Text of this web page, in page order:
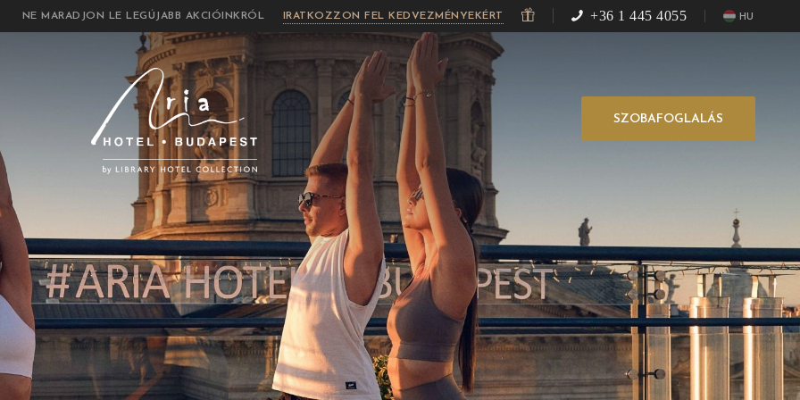
NE MARADJON LE LEGÚJABB AKCIÓINKRÓL IRATKOZZON FEL KEDVEZMÉNYEKÉRT +36 1 445 4055 HU
SZOBAFOGLALÁS